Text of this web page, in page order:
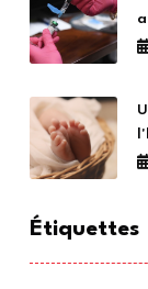
Étiquettes